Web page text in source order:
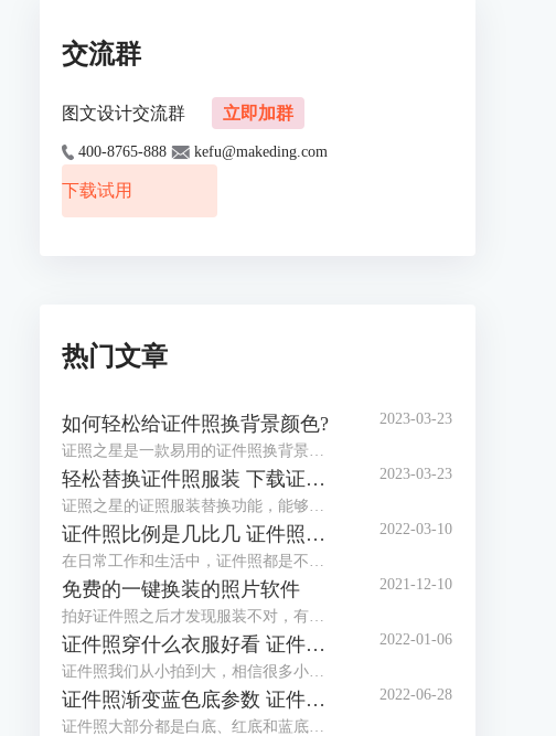
交流群
图文设计交流群 立即加群
400-8765-888 kefu@makeding.com
下载试用
热门文章
如何轻松给证件照换背景颜色?
证照之星是一款易用的证件照换背景软件，协助你方便快捷处理证件照片。 “一键裁剪”，“自动纠正倾斜”，“轻松换背景”等功能让你在几秒钟内完成证件照的处理编辑。
2023-03-23
轻松替换证件照服装 下载证件照服装模板
证照之星的证照服装替换功能，能够将普通便装照片替换成符合证件照要求的正装证件照片。
2023-03-23
证件照比例是几比几 证件照比例怎么修改
在日常工作和生活中，证件照都是不可或缺的，而证件照的比例和尺寸又都不相同，那么你知道，证件照比例是几比几，证件照比例怎么修改，今天小编就和大家分享一下。
2022-03-10
免费的一键换装的照片软件
拍好证件照之后才发现服装不对，有没有免费的一键换装的照片软件？这种棘手的任务，交给证件照工具就对了！证件照工具内置多款正装、西服模板，可以很好地满足换装的需求。
2021-12-10
证件照穿什么衣服好看 证件照衣服素材
证件照我们从小拍到大，相信很多小伙伴都发现了几乎每个照相馆都会准备两套衣服，有时候会叫我们换上他们准备的衣服拍摄。一般这种情况都是因为我们拍摄的时候穿的衣服不对，最常见的问题就是颜色与拍摄的背景色太相似，所以需要换装。那么今天就来给大家讲讲拍证件照穿什么衣服好看以及有哪些证件照衣服素材。
2022-01-06
证件照渐变蓝色底参数 证件照渐变蓝背景怎么设置
证件照大部分都是白底、红底和蓝底，但还有一种是渐变蓝色底，有时候单位会特别指定证件照要用渐变蓝色底，那么，证件照渐变蓝色底参数是多少呢？证件照渐变蓝背景怎么设置？下面就跟着小编一起来看看吧。
2022-06-28